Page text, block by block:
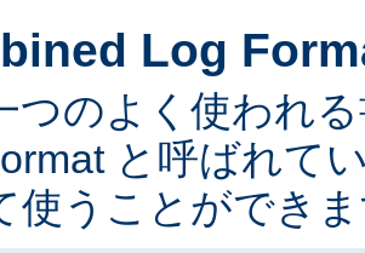
Log
つのよく使われ
と呼ばれて
使うことができ